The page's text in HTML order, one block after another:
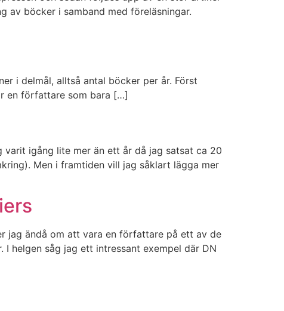
av böcker i samband med föreläsningar.
i delmål, alltså antal böcker per år. Först
en författare som bara […]
varit igång lite mer än ett år då jag satsat ca 20
Men i framtiden vill jag såklart lägga mer
jag ändå om att vara en författare på ett av de
helgen såg jag ett intressant exempel där DN